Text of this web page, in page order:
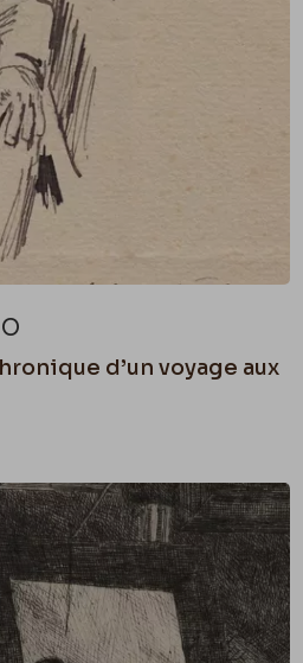
d’un voyage aux